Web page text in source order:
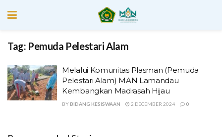
Tag: Pemuda Pelestari Alam
Melalui Komunitas Plasman (Pemuda
Pelestari Alam) MAN Lamandau
Kembangkan Madrasah Hijau
BY BIDANG KESISWAAN 2 DECEMBER 2024 0